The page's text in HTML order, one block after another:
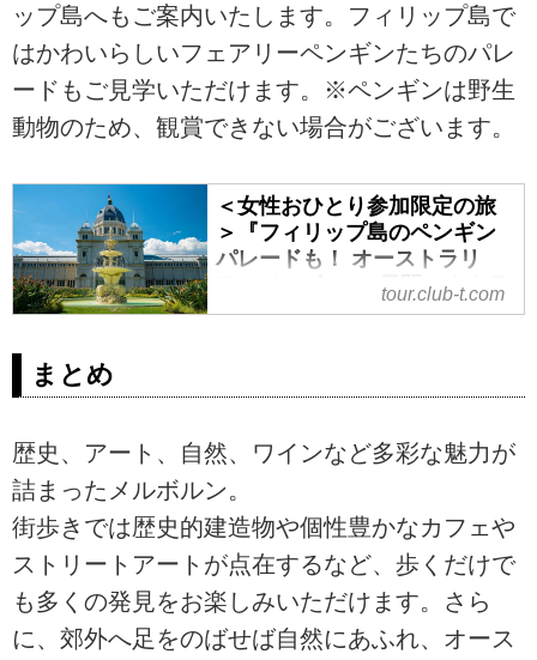
ップ島へもご案内いたします。フィリップ島で
はかわいらしいフェアリーペンギンたちのパレ
ードもご見学いただけます。※ペンギンは野生
動物のため、観賞できない場合がございます。
＜女性おひとり参加限定の旅
＞『フィリップ島のペンギン
パレードも！ オーストラリ
ア・メルボルン5日間』｜クラ
ブツーリズム
ドも！ オーストラリア・メルボル
アー・旅行のお申込ならクラブツ
ーリズム。
tour.club-t.com
まとめ
歴史、アート、自然、ワインなど多彩な魅力が
詰まったメルボルン。
街歩きでは歴史的建造物や個性豊かなカフェや
ストリートアートが点在するなど、歩くだけで
も多くの発見をお楽しみいただけます。さら
に、郊外へ足をのばせば自然にあふれ、オース